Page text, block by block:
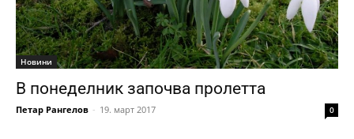
Новини
В понеделник започва пролетта
Петар Рангелов - 19. март 2017 0